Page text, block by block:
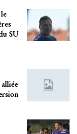
SU